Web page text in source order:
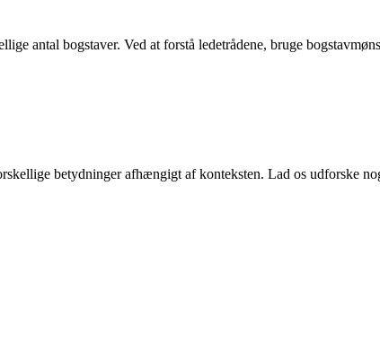
antal bogstaver. Ved at forstå ledetrådene, bruge
betydninger afhængigt af konteksten. Lad os udforske